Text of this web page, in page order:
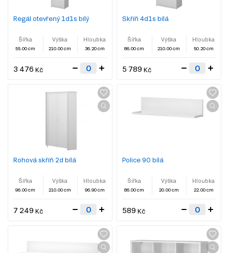
Regál otevřený 1d1s bílý
Šířka
55.00 cm
Výška
210.00 cm
Hloubka
36.20 cm
3 476 Kč
Skříň 4d1s bílá
Šířka
86.00 cm
Výška
210.00 cm
Hloubka
50.20 cm
5 789 Kč
Rohová skříň 2d bílá
Šířka
96.00 cm
Výška
210.00 cm
Hloubka
96.90 cm
7 249 Kč
Police 90 bílá
Šířka
86.00 cm
Výška
20.00 cm
Hloubka
22.00 cm
589 Kč